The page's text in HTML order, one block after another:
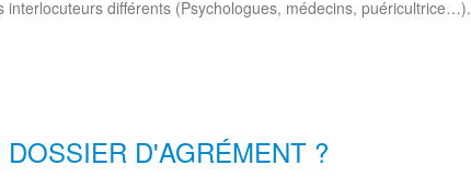
différents (Psychologues, médecins, puéricultrice…).
D'AGRÉMENT ?